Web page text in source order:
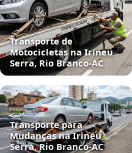
Transporte de
Motocicletas na Irineu
Serra, Rio Branco‑AC
Transporte para
Mudanças na Irineu
Serra, Rio Branco‑AC